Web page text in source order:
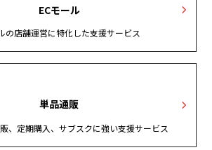
ECモール
の店舗運営に特化した支援サービス
単品通販
、定期購入、サブスクに強い支援サービス